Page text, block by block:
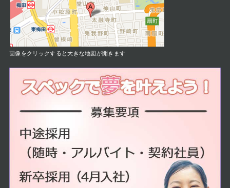
画像をクリックすると大きな地図が開きます